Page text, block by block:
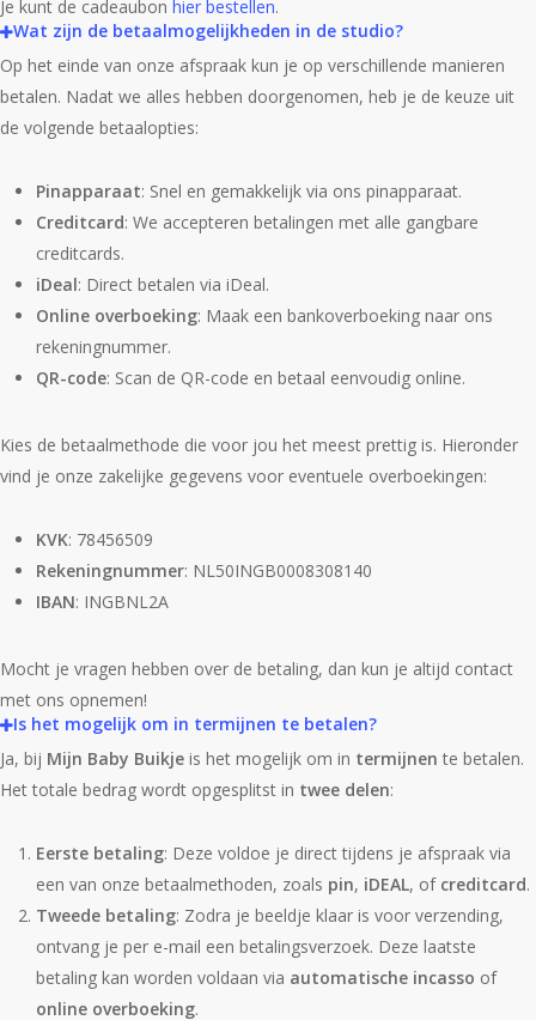
Je kunt de cadeaubon hier bestellen.
Wat zijn de betaalmogelijkheden in de studio?
Op het einde van onze afspraak kun je op verschillende manieren
betalen. Nadat we alles hebben doorgenomen, heb je de keuze uit
de volgende betaalopties:
Pinapparaat: Snel en gemakkelijk via ons pinapparaat.
Creditcard: We accepteren betalingen met alle gangbare
creditcards.
iDeal: Direct betalen via iDeal.
Online overboeking: Maak een bankoverboeking naar ons
rekeningnummer.
QR-code: Scan de QR-code en betaal eenvoudig online.
Kies de betaalmethode die voor jou het meest prettig is. Hieronder
vind je onze zakelijke gegevens voor eventuele overboekingen:
KVK: 78456509
Rekeningnummer: NL50INGB0008308140
IBAN: INGBNL2A
Mocht je vragen hebben over de betaling, dan kun je altijd contact
met ons opnemen!
Is het mogelijk om in termijnen te betalen?
Ja, bij Mijn Baby Buikje is het mogelijk om in termijnen te betalen.
Het totale bedrag wordt opgesplitst in twee delen:
Eerste betaling: Deze voldoe je direct tijdens je afspraak via
een van onze betaalmethoden, zoals pin, iDEAL, of creditcard.
Tweede betaling: Zodra je beeldje klaar is voor verzending,
ontvang je per e-mail een betalingsverzoek. Deze laatste
betaling kan worden voldaan via automatische incasso of
online overboeking.